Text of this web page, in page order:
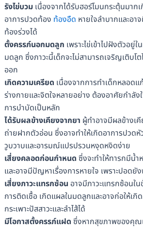
รังไข่บวมเนื่องจากได้รับฮอร์โมนกระตุ้นมาก
อาการปวดท้อง ท้องอืด หายใจลำบากและอา
ท้องร่วงได้
ตั้งครรภ์นอกมดลูก เพราะไข่เข้าไปฝังตัวอยู่
มดลูก ซึ่งภาวะนี้เด็กจะไม่สามารถเจริญเติบโต
ออก
เกิดความเครียด เนื่องจากการทำเด็กหลอด
ร่างกายและจิตใจหลายอย่าง ต้องอาศัยกำลัง
การบำบัดเป็นหลัก
ได้รับผลข้างเคียงจากยา ผู้ทำอาจมีผลข้างเ
ถ่ายฝากตัวอ่อน ซึ่งอาจทำให้เกิดอาการปวดหั
วูบวาบและอารมณ์แปรปรวนหงุดหงิดง่าย
เสี่ยงคลอดก่อนกำหนด ซึ่งจะทำให้ทารกมีน้
และอาจมีปัญหาเรื่องการหายใจ เพราะปอดยั
เสี่ยงภาวะแทรกซ้อน อาจมีภาวะแทรกซ้อนใ
การติดเชื้อ เกิดแผลในมดลูกและอาจก่อให้เกิ
กระเพาะปัสสาวะและลำไส้ได้
มีโอกาสตั้งครรภ์แฝด ซึ่งหากสุขภาพของคุณ